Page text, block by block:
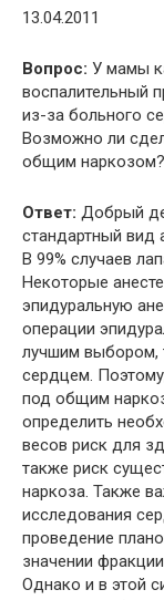
13.04.2011
Вопрос: У мамы
воспалительный
из-за больного
Возможно ли
общим
Ответ: Добрый
стандартный вид
В 99% случаев
Некоторые
эпидуральную
операции
лучшим выбором,
сердцем.
под общим
определить
весов риск для
также риск
наркоза. Также
исследования
проведение
значении
Однако и в этой